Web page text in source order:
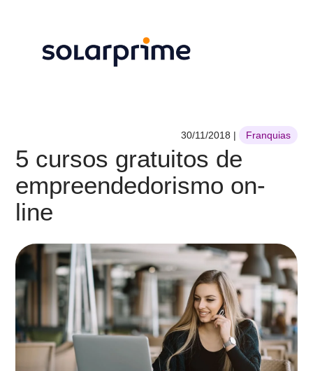
5 cursos gratuitos de
empreendedorismo on-
line
30/11/2018 | Franquias